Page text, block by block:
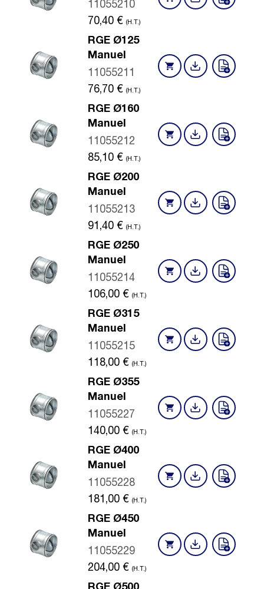
11055210
70,40 € (H.T.)
RGE Ø125
Manuel
11055211
76,70 € (H.T.)
RGE Ø160
Manuel
11055212
85,10 € (H.T.)
RGE Ø200
Manuel
11055213
91,40 € (H.T.)
RGE Ø250
Manuel
11055214
106,00 € (H.T.)
RGE Ø315
Manuel
11055215
118,00 € (H.T.)
RGE Ø355
Manuel
11055227
140,00 € (H.T.)
RGE Ø400
Manuel
11055228
181,00 € (H.T.)
RGE Ø450
Manuel
11055229
204,00 € (H.T.)